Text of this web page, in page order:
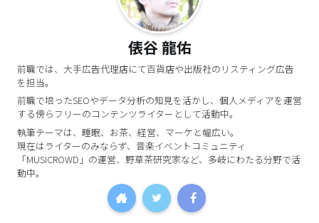
俵谷 龍佑
前職では、大手広告代理店にて百貨店や出版社のリスティング広告
を担当。
前職で培ったSEOやデータ分析の知見を活かし、個人メディアを運営
する傍らフリーのコンテンツライターとして活動中。
執筆テーマは、睡眠、お茶、経営、マーケと幅広い。
現在はライターのみならず、音楽イベントコミュニティ
「MUSICROWD」の運営、野草茶研究家など、多岐にわたる分野で活
動中。